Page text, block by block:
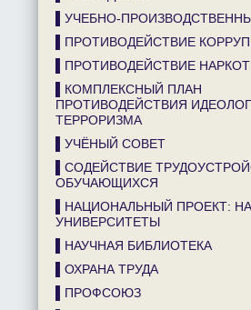
▌УЧЕБНО-
▌ПРОТИВОДЕЙСТВИЕ
▌ПРОТИВОДЕЙСТВИЕ
▌КОМПЛЕКСНЫЙ ПЛАН
ПРОТИВОДЕЙСТВИЯ
ТЕРРОРИЗМА
▌УЧЁНЫЙ СОВЕТ
▌СОДЕЙСТВИЕ
ОБУЧАЮЩИХСЯ
▌НАЦИОНАЛЬНЫЙ ПРОЕКТ:
УНИВЕРСИТЕТЫ
▌НАУЧНАЯ БИБЛИОТЕКА
▌ОХРАНА ТРУДА
▌ПРОФСОЮЗ